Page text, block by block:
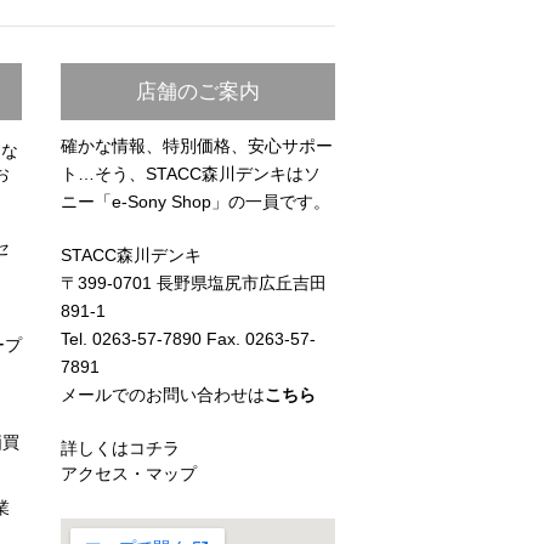
プ
店舗のご案内
確かな情報、特別価格、安心サポー
ト…そう、STACC森川デンキはソ
ニー「e-Sony Shop」の一員です。
STACC森川デンキ
〒399-0701 長野県塩尻市広丘吉田
891-1
Tel. 0263-57-7890 Fax. 0263-57-
7891
メールでのお問い合わせはこちら
詳しくはコチラ
アクセス・マップ